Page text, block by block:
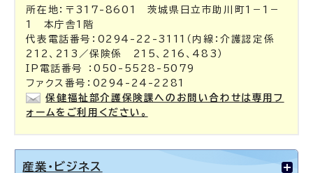
所在地：〒317-8601 茨城県日立市助川町1－1－
1 本庁舎1階
代表電話番号：0294-22-3111（内線：介護認定係
212、213／保険係 215、216、483）
IP電話番号 ：050-5528-5079
ファクス番号：0294-24-2281
保健福祉部介護保険課へのお問い合わせは専用フ
ォームをご利用ください。
産業・ビジネス